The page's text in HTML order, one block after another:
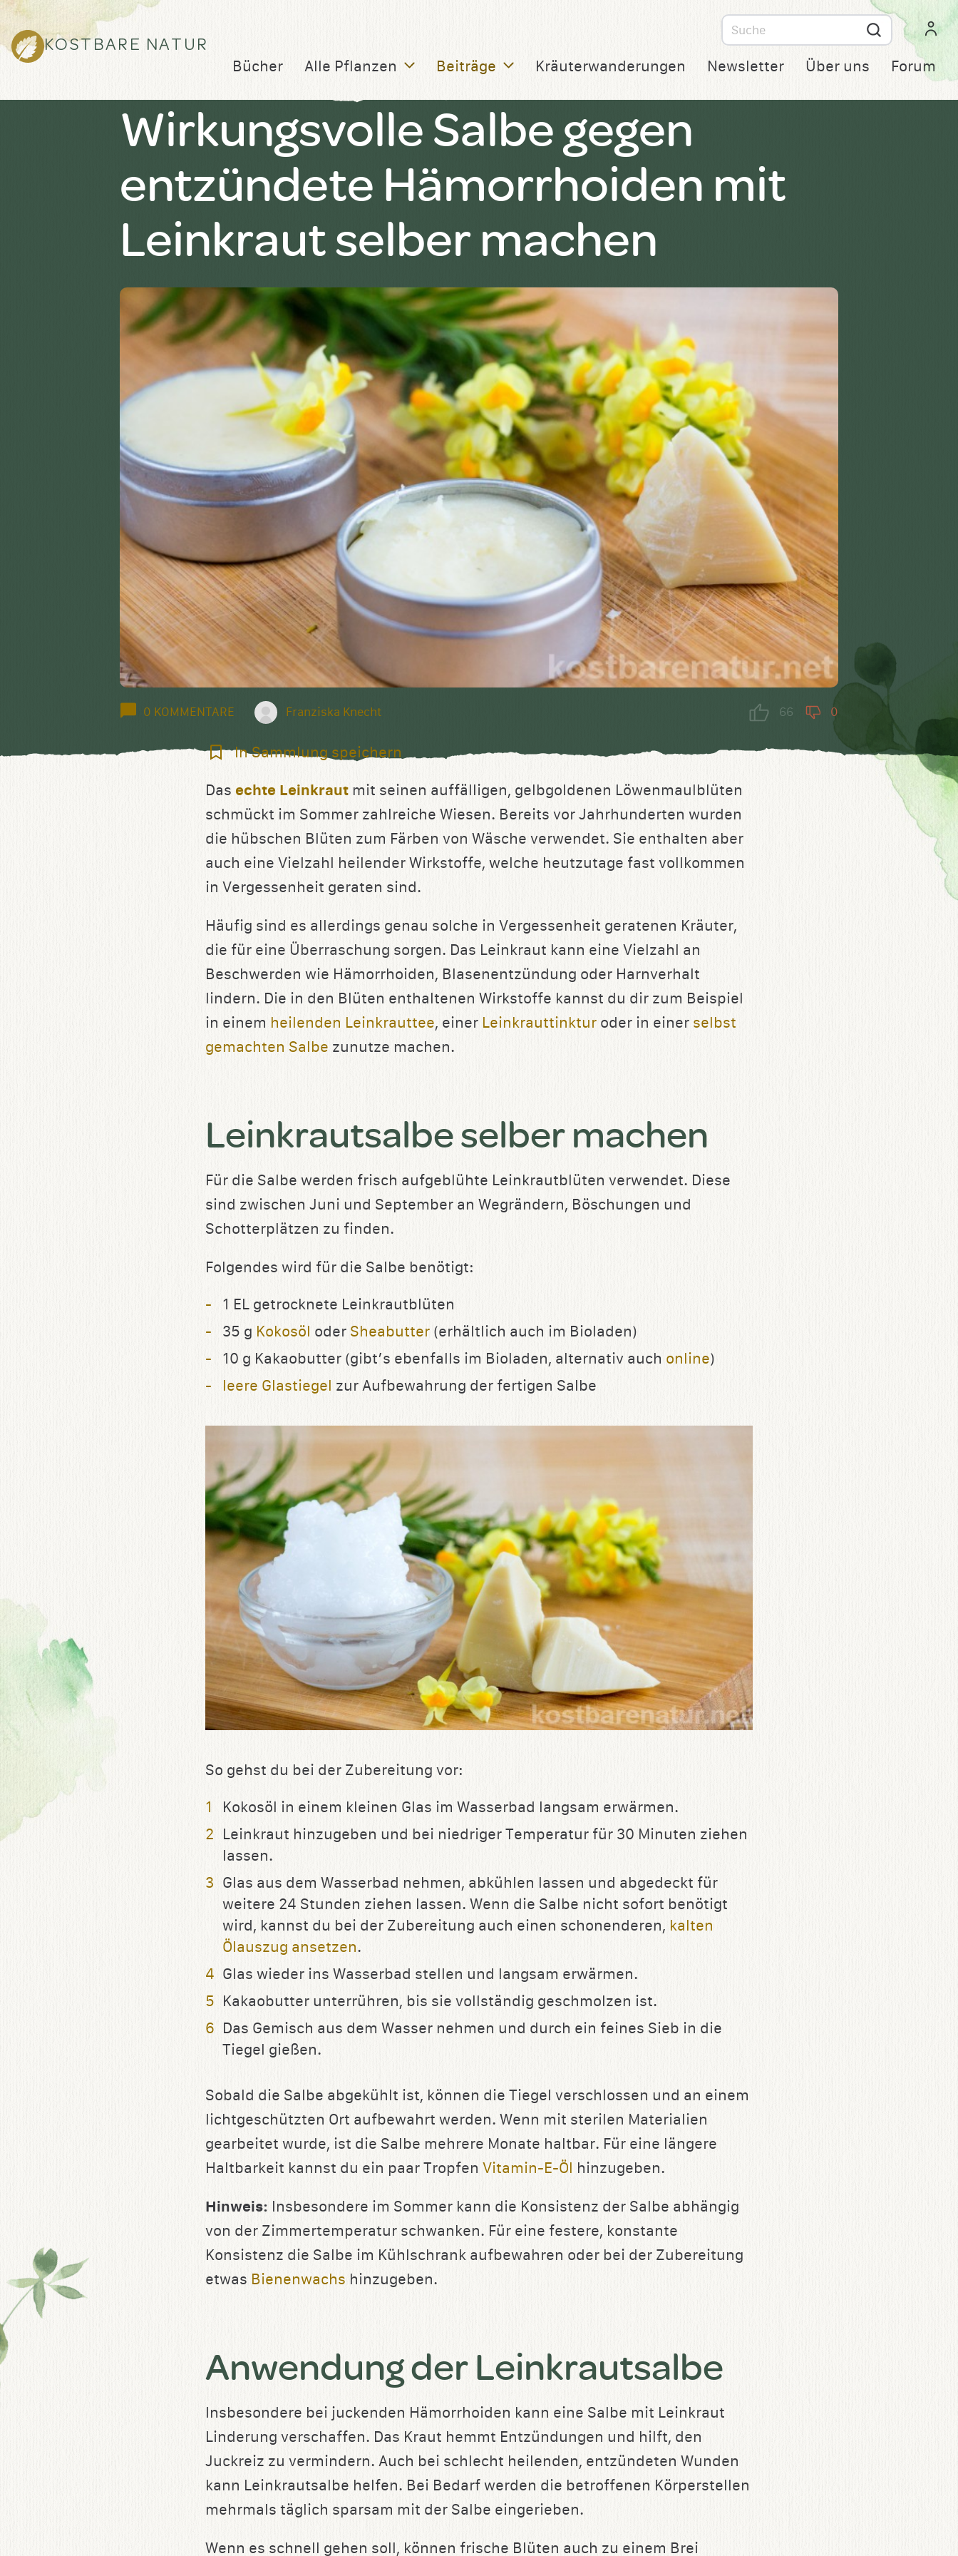
KOSTBARE NATUR
Suche
nach
Bücher Alle Pflanzen Beiträge Kräuterwanderungen Newsletter Über uns Forum
Wirkungsvolle Salbe gegen
entzündete Hämorrhoiden mit
Leinkraut selber machen
0 KOMMENTARE Franziska Knecht 66 0
In
speichern
In Sammlung speichern
Das echte Leinkraut mit seinen auffälligen, gelbgoldenen Löwenmaulblüten
schmückt im Sommer zahlreiche Wiesen. Bereits vor Jahrhunderten wurden
die hübschen Blüten zum Färben von Wäsche verwendet. Sie enthalten aber
auch eine Vielzahl heilender Wirkstoffe, welche heutzutage fast vollkommen
in Vergessenheit geraten sind.
Häufig sind es allerdings genau solche in Vergessenheit geratenen Kräuter,
die für eine Überraschung sorgen. Das Leinkraut kann eine Vielzahl an
Beschwerden wie Hämorrhoiden, Blasenentzündung oder Harnverhalt
lindern. Die in den Blüten enthaltenen Wirkstoffe kannst du dir zum Beispiel
in einem heilenden Leinkrauttee, einer Leinkrauttinktur oder in einer selbst
gemachten Salbe zunutze machen.
Leinkrautsalbe selber machen
Für die Salbe werden frisch aufgeblühte Leinkrautblüten verwendet. Diese
sind zwischen Juni und September an Wegrändern, Böschungen und
Schotterplätzen zu finden.
Folgendes wird für die Salbe benötigt:
1 EL getrocknete Leinkrautblüten
35 g Kokosöl oder Sheabutter (erhältlich auch im Bioladen)
10 g Kakaobutter (gibt’s ebenfalls im Bioladen, alternativ auch online)
leere Glastiegel zur Aufbewahrung der fertigen Salbe
So gehst du bei der Zubereitung vor:
Kokosöl in einem kleinen Glas im Wasserbad langsam erwärmen.
Leinkraut hinzugeben und bei niedriger Temperatur für 30 Minuten ziehen
lassen.
Glas aus dem Wasserbad nehmen, abkühlen lassen und abgedeckt für
weitere 24 Stunden ziehen lassen. Wenn die Salbe nicht sofort benötigt
wird, kannst du bei der Zubereitung auch einen schonenderen, kalten
Ölauszug ansetzen.
Glas wieder ins Wasserbad stellen und langsam erwärmen.
Kakaobutter unterrühren, bis sie vollständig geschmolzen ist.
Das Gemisch aus dem Wasser nehmen und durch ein feines Sieb in die
Tiegel gießen.
Sobald die Salbe abgekühlt ist, können die Tiegel verschlossen und an einem
lichtgeschützten Ort aufbewahrt werden. Wenn mit sterilen Materialien
gearbeitet wurde, ist die Salbe mehrere Monate haltbar. Für eine längere
Haltbarkeit kannst du ein paar Tropfen Vitamin-E-Öl hinzugeben.
Hinweis: Insbesondere im Sommer kann die Konsistenz der Salbe abhängig
von der Zimmertemperatur schwanken. Für eine festere, konstante
Konsistenz die Salbe im Kühlschrank aufbewahren oder bei der Zubereitung
etwas Bienenwachs hinzugeben.
Anwendung der Leinkrautsalbe
Insbesondere bei juckenden Hämorrhoiden kann eine Salbe mit Leinkraut
Linderung verschaffen. Das Kraut hemmt Entzündungen und hilft, den
Juckreiz zu vermindern. Auch bei schlecht heilenden, entzündeten Wunden
kann Leinkrautsalbe helfen. Bei Bedarf werden die betroffenen Körperstellen
mehrmals täglich sparsam mit der Salbe eingerieben.
Wenn es schnell gehen soll, können frische Blüten auch zu einem Brei